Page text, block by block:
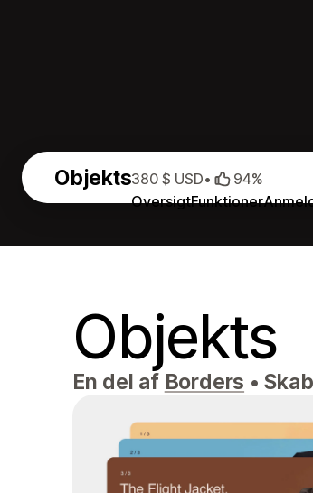
Objekts
OversigtFunktioner
380 $ USD• 94%
Objekts
En del af Borders •